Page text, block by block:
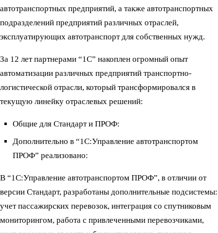
автотранспортных предприятий, а также автотранспортных
подразделений предприятий различных отраслей,
эксплуатирующих автотранспорт для собственных нужд.
За 12 лет партнерами “1С” накоплен огромный опыт
автоматизации различных предприятий транспортно-
логистической отрасли, который трансформировался в
текущую линейку отраслевых решений:
Общие для Стандарт и ПРОФ:
Дополнительно в “1С:Управление автотранспортом
ПРОФ” реализовано:
В “1С:Управление автотранспортом ПРОФ”, в отличии от
версии Стандарт, разработаны дополнительные подсистемы:
учет пассажирских перевозок, интеграция со спутниковым
мониторингом, работа с привлеченными перевозчиками,